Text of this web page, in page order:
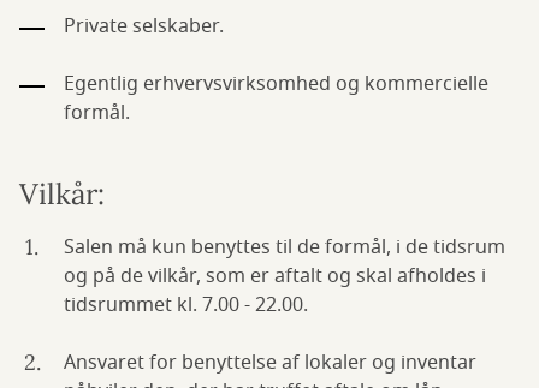
Private selskaber.
Egentlig erhvervsvirksomhed og kommercielle
formål.
Vilkår:
Salen må kun benyttes til de formål, i de tidsrum
og på de vilkår, som er aftalt og skal afholdes i
tidsrummet kl. 7.00 - 22.00.
Ansvaret for benyttelse af lokaler og inventar